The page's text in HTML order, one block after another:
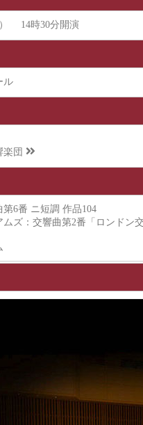
） 14時30分開演
ル
楽団
6番 ニ短調 作品104
ズ：交響曲第2番「ロンドン交